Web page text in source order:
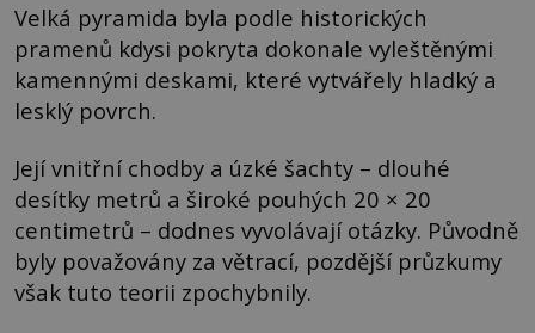
Velká pyramida byla podle historických
pramenů kdysi pokryta dokonale vyleštěnými
kamennými deskami, které vytvářely hladký a
lesklý povrch.
Její vnitřní chodby a úzké šachty – dlouhé
desítky metrů a široké pouhých 20 × 20
centimetrů – dodnes vyvolávají otázky. Původně
byly považovány za větrací, pozdější průzkumy
však tuto teorii zpochybnily.